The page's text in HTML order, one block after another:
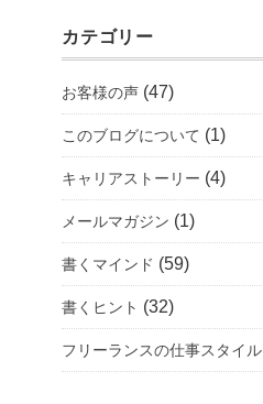
カテゴリー
お客様の声 (47)
このブログについて (1)
キャリアストーリー (4)
メールマガジン (1)
書くマインド (59)
書くヒント (32)
フリーランスの仕事スタイル